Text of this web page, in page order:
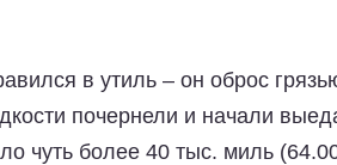
в утиль – он оброс
почернели и начали
чуть более 40 тыс. миль